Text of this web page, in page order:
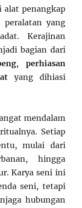
penangkap
yang
Kerajinan
bagian dari
, perhiasan
yang dihiasi
mendalam
Setiap
mulai dari
hingga
Karya seni ini
seni, tetapi
hubungan